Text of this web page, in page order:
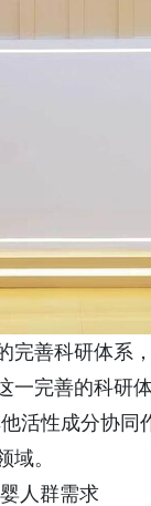
完善科研体系
一完善的科研
活性成分协
域。
人群需求